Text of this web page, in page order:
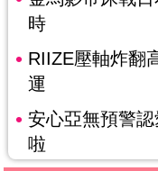
時
RIIZE壓軸炸
運
安心亞無預警
啦